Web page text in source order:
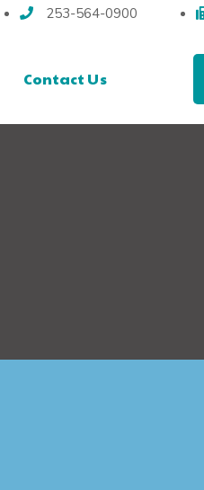
253-564-0900
Contact Us